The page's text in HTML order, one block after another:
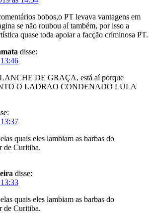
bobos,o PT levava vantagens em
se não roubou aí também, por isso a
quase toda apoiar a facção criminosa PT.
disse:
DE GRAÇA, está aí porque
O LADRAO CONDENADO LULA
quais eles lambiam as barbas do
de Curitiba.
disse:
quais eles lambiam as barbas do
de Curitiba.